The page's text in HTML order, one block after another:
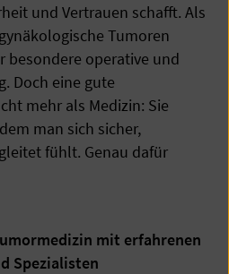
und Vertrauen schafft. Als
Tumoren
besondere operative und
Doch eine gute
mehr als Medizin: Sie
man sich sicher,
fühlt. Genau dafür
mit erfahrenen
Spezialisten